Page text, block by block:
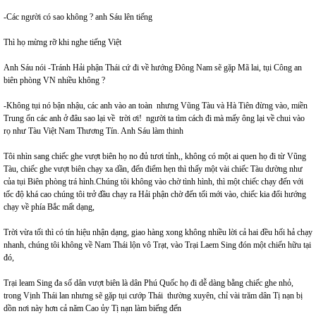
-Các người có sao không ? anh Sáu lên tiếng
Thì họ mừng rỡ khi nghe tiếng Việt
Anh Sáu nói -Tránh Hải phận Thái cứ đi về hướng Đông Nam sẽ gặp Mã lai, tụi Công an
biên phòng VN nhiều không ?
-Không tụi nó bận nhậu, các anh vào an toàn nhưng Vũng Tàu và Hà Tiên đừng vào, miền
Trung ổn các anh ở đâu sao lại về trời ơi! người ta tìm cách đi mà mấy ông lại về chui vào
rọ như Tàu Việt Nam Thương Tín. Anh Sáu làm thinh
Tôi nhìn sang chiếc ghe vượt biên họ no đủ tươi tỉnh,, không có một ai quen họ đi từ Vũng
Tàu, chiếc ghe vượt biên chạy xa dần, đến điểm hẹn thì thấy một vài chiếc Tàu dường như
của tụi Biên phòng trá hình.Chúng tôi không vào chờ tình hình, thì một chiếc chạy đến với
tốc độ khá cao chúng tôi trở đầu chạy ra Hải phận chờ đến tối mới vào, chiếc kia đổi hướng
chạy về phía Bắc mất dạng,
Trời vừa tối thì có tín hiệu nhận dạng, giao hàng xong không nhiều lời cả hai đều hối hả chạy
nhanh, chúng tôi không về Nam Thái lộn vô Trạt, vào Trại Laem Sing đón một chiến hữu tại
đó,
Trại leam Sing đa số dân vượt biên là dân Phú Quốc họ đi dễ dàng bằng chiếc ghe nhỏ,
trong Vịnh Thái lan nhưng sẽ gặp tụi cướp Thái thường xuyên, chỉ vài trăm dân Tị nạn bị
dồn nơi này hơn cả năm Cao ủy Tị nạn làm biếng đến